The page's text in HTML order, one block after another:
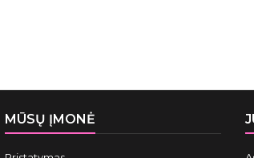
MŪSŲ ĮMONĖ